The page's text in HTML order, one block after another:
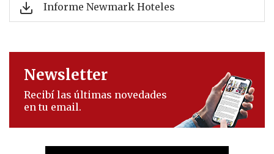
Informe Newmark Hoteles
Newsletter
Recibí las últimas novedades
en tu email.